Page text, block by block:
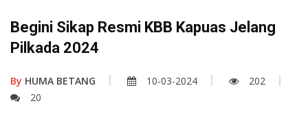
Begini Sikap Resmi KBB Kapuas Jelang
Pilkada 2024
By HUMA BETANG 10-03-2024
202
20